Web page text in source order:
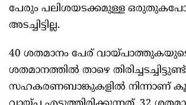
പേരും പലിശയടക്കമുള്ള
അടച്ചിട്ടില്ല.
40 ശതമാനം പേര്
ശതമാനത്തില്‍ താഴെ
സഹകരണബാങ്കുകളില്‍ നിന്നാണ്